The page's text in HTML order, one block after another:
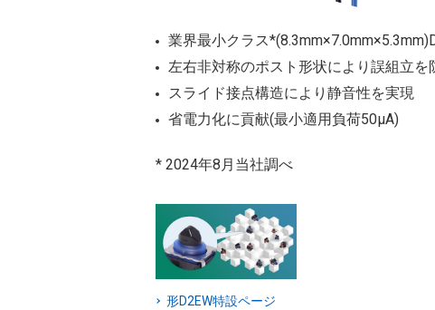
業界最小クラス
左右非対称のポスト形状により誤組立を
スライド接点構造により静音性を実現
省電力化に貢献(最小適用負荷50μA)
* 2024年8月当社調べ
形D2EW特設ページ